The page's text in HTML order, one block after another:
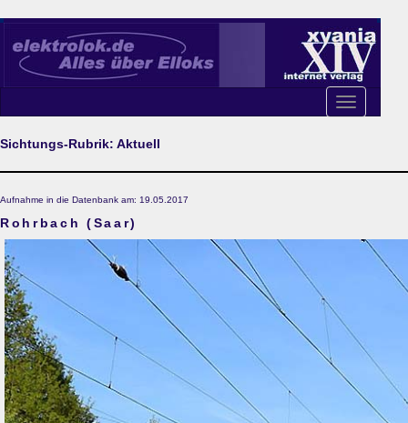
Toggle
navigation
Sichtungs-Rubrik: Aktuell
Aufnahme in die Datenbank am: 19.05.2017
Rohrbach (Saar)